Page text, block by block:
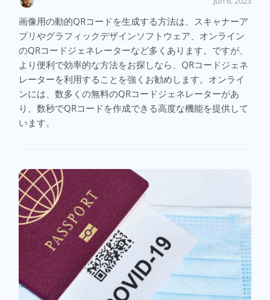
画像用の動的QRコードを生成する方法は、スキャナーア
プリやグラフィックデザインソフトウェア、オンライン
のQRコードジェネレーターなど多くあります。ですが、
より便利で効率的な方法をお探しなら、QRコードジェネ
レーターを利用することを強くお勧めします。オンライ
ンには、数多くの無料のQRコードジェネレーターがあ
り、数秒でQRコードを作成できる高度な機能を提供して
います。